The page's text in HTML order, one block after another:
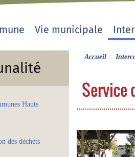
Vie municipale
Accueil
Service
Hauts
des déchets